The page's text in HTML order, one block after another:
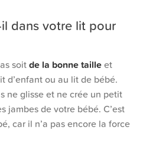
dans votre lit pour
soitde la bonne tailleet
d’enfant ou au lit de bébé.
ne glisse et ne crée un petit
jambes de votre bébé. C’est
car il n’a pas encore la force